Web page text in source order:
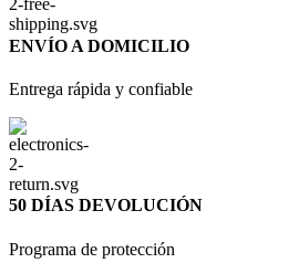
ENVÍO A DOMICILIO
Entrega rápida y confiable
50 DÍAS DEVOLUCIÓN
Programa de protección